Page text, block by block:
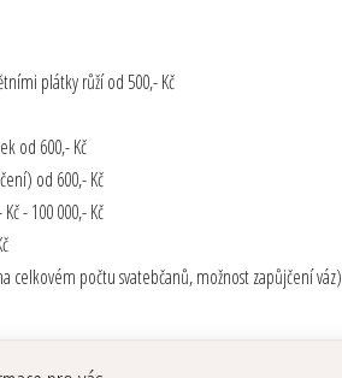
plátky růží od 500,- Kč
od 600,- Kč
od 600,- Kč
- 100 000,- Kč
celkovém počtu svatebčanů, možnost zapůjčení váz)